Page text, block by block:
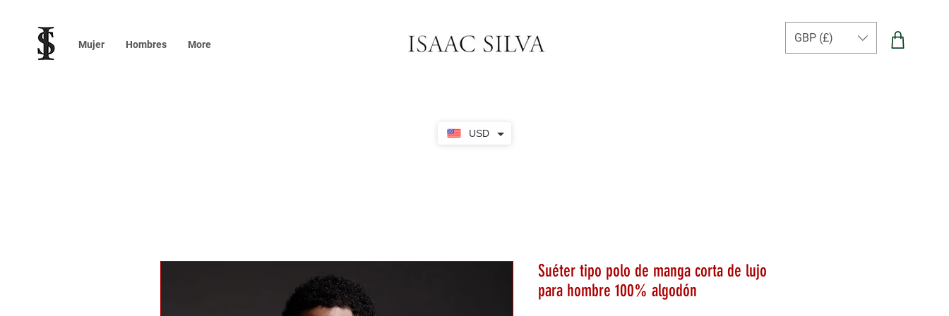
USD
Mujer Hombres More
GBP (£)
Suéter tipo polo de manga corta de lujo
para hombre 100% algodón